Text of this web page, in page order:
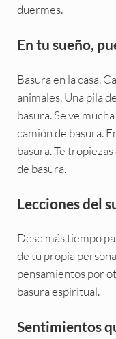
duermes.
En tu sueño,
Basura en la casa.
animales. Una pila
basura. Se ve
camión de basura.
basura. Te
de basura.
Lecciones del
Dese más tiempo
de tu propia
pensamientos por
basura espiritual.
Sentimientos